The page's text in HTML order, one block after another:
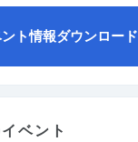
ト情報ダウンロード
ベント